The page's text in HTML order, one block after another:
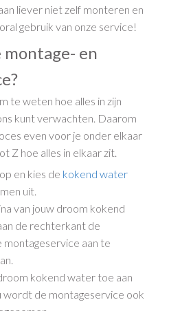
liever niet zelf monteren en
gebruik van onze service!
en
te weten hoe alles in zijn
kunt verwachten. Daarom
even voor je onder elkaar
Z hoe alles in elkaar zit.
en kies de kokend water
uit.
van jouw droom kokend
de rechterkant de
montageservice aan te
kokend water toe aan
wordt de montageservice ook